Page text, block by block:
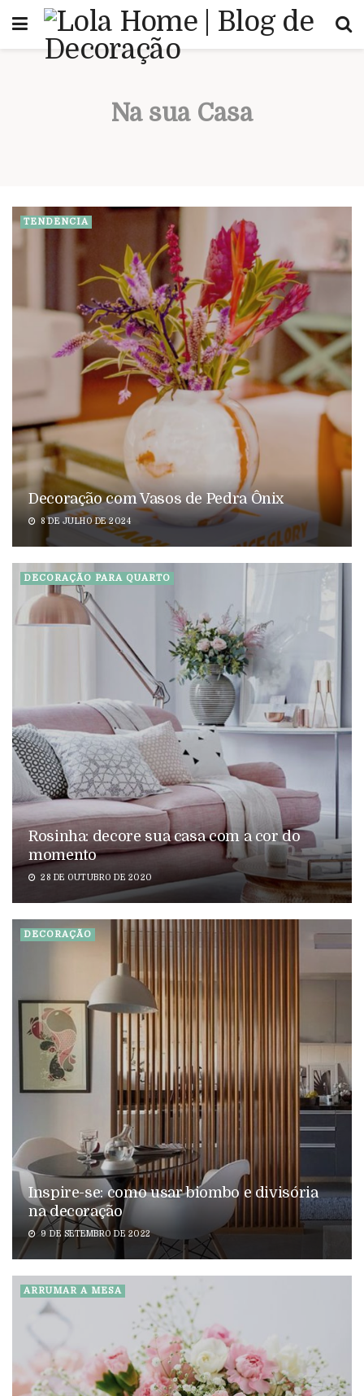
Na sua Casa
TENDÊNCIA
Decoração com Vasos de Pedra Ônix
8 DE JULHO DE 2024
DECORAÇÃO PARA QUARTO
Rosinha: decore sua casa com a cor do
momento
28 DE OUTUBRO DE 2020
DECORAÇÃO
Inspire-se: como usar biombo e divisória
na decoração
9 DE SETEMBRO DE 2022
ARRUMAR A MESA